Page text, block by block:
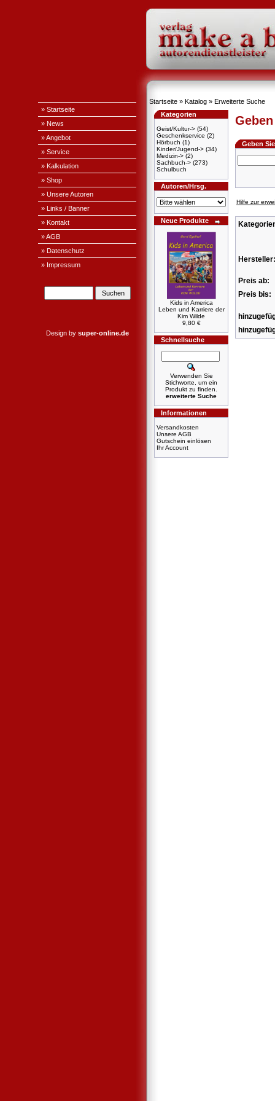
» Startseite
» News
» Angebot
» Service
» Kalkulation
» Shop
» Unsere Autoren
» Links / Banner
» Kontakt
» AGB
» Datenschutz
» Impressum
Design by super-online.de
Startseite » Katalog » Erweiterte Suche
Kategorien
Geist/Kultur-> (54)
Geschenkservice (2)
Hörbuch (1)
Kinder/Jugend-> (34)
Medizin-> (2)
Sachbuch-> (273)
Schulbuch
Autoren/Hrsg.
Neue Produkte
Kids in America
Leben und Karriere der
Kim Wilde
9,80 €
Schnellsuche
Verwenden Sie
Stichworte, um ein
Produkt zu finden.
erweiterte Suche
Informationen
Versandkosten
Unsere AGB
Gutschein einlösen
Ihr Account
Geben
Hilfe zur
Hersteller:
Preis ab:
Preis bis: